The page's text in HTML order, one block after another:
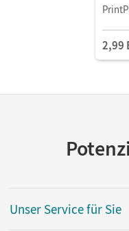
2,99
Unser Service für Sie